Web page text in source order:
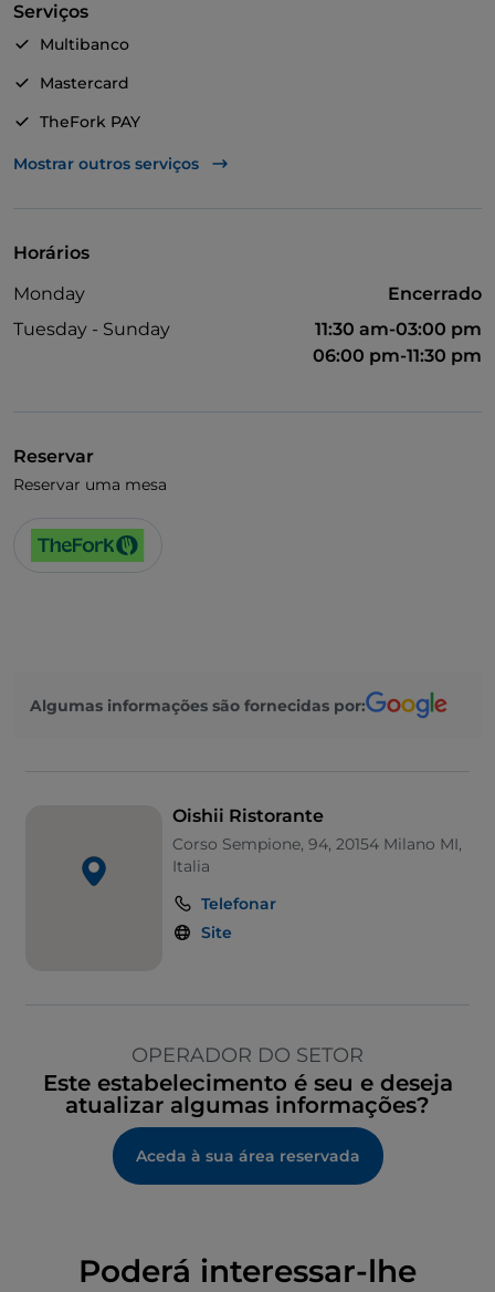
Serviços
Multibanco
Mastercard
TheFork PAY
UnionPay via TheFork PAY
Mostrar outros serviços
Horários
Monday
Encerrado
Tuesday - Sunday
11:30 am-03:00 pm
06:00 pm-11:30 pm
Reservar
Reservar uma mesa
Algumas informações são fornecidas por:
Oishii Ristorante
Corso Sempione, 94, 20154 Milano MI,
Italia
Telefonar
Site
OPERADOR DO SETOR
Este estabelecimento é seu e deseja
atualizar algumas informações?
Aceda à sua área reservada
Poderá interessar-lhe